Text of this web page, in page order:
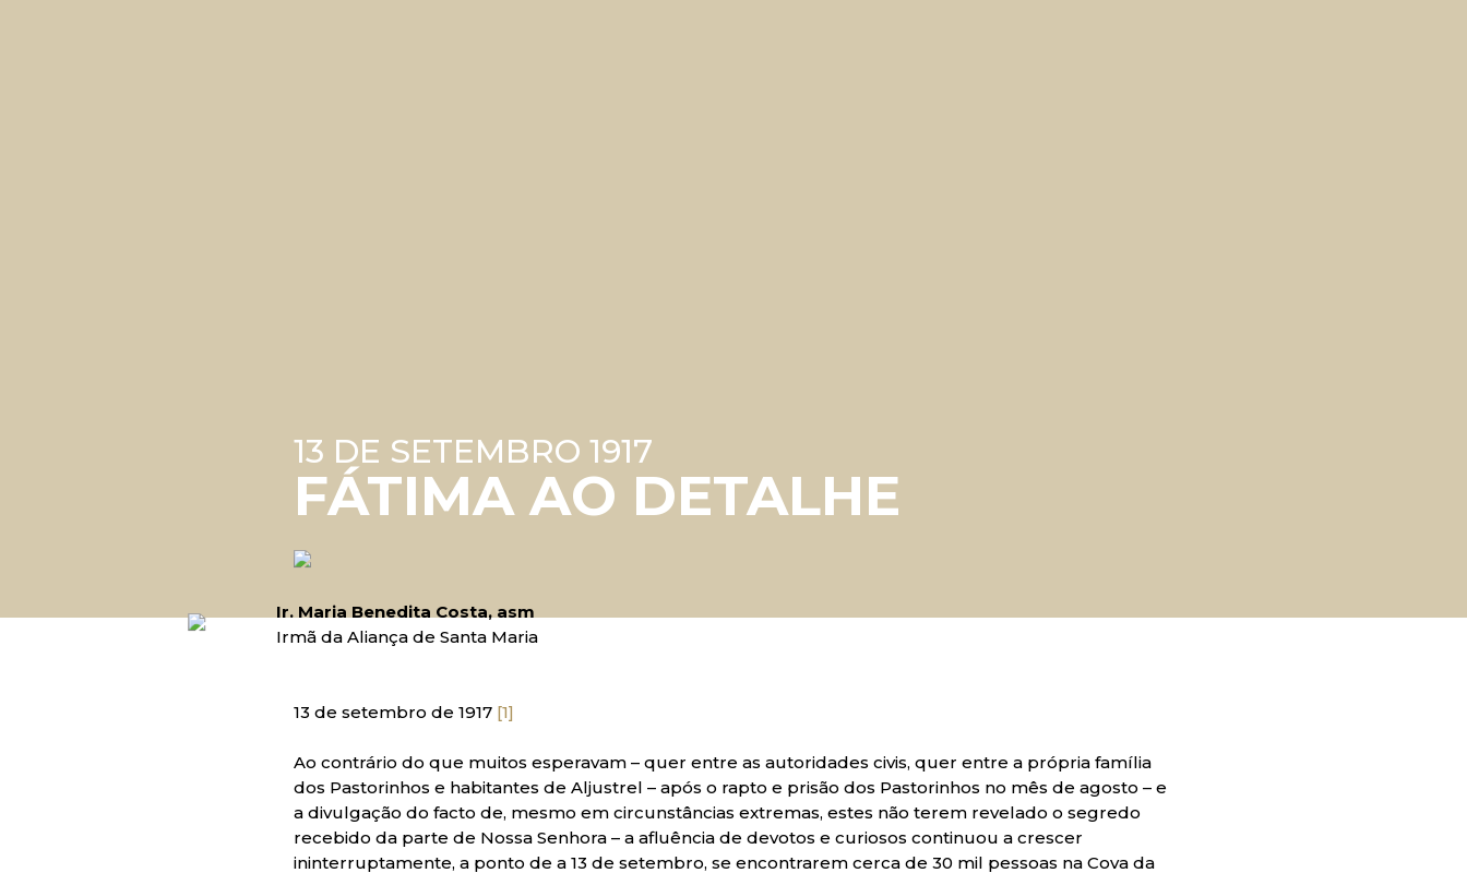
13 DE SETEMBRO 1917
FÁTIMA AO DETALHE
Ir. Maria Benedita Costa, asm
Irmã da Aliança de Santa Maria
13 de setembro de 1917 [1]
Ao contrário do que muitos esperavam – quer entre as autoridades civis, quer entre a própria família
dos Pastorinhos e habitantes de Aljustrel – após o rapto e prisão dos Pastorinhos no mês de agosto – e
a divulgação do facto de, mesmo em circunstâncias extremas, estes não terem revelado o segredo
recebido da parte de Nossa Senhora – a afluência de devotos e curiosos continuou a crescer
ininterruptamente, a ponto de a 13 de setembro, se encontrarem cerca de 30 mil pessoas na Cova da